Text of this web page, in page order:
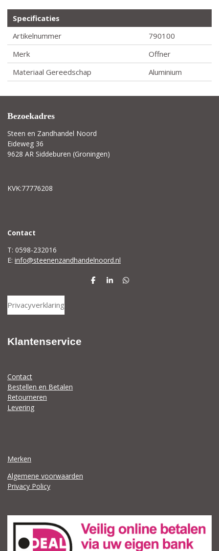
Specificaties
Artikelnummer
790100
Merk
Offner
Materiaal Gereedschap
Aluminium
Bezoekadres
Steen en Zandhandel Noord
Eideweg 36
9628 AR Siddeburen (Groningen)
KVK:77776208
Contact
T: 0598-232016
E: info@steenenzandhandelnoord.nl
D
S
D
Privacyverklaring
Klantenservice
Contact
Bestellen en Betalen
Retourneren
Levering
Merken
Algemene voorwaarden
Privacy Policy